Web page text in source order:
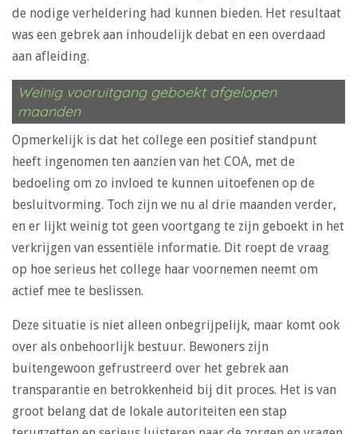
de nodige verheldering had kunnen bieden. Het resultaat
was een gebrek aan inhoudelijk debat en een overdaad
aan afleiding.
Weinig vooruitgang geboekt afgelopen
maanden
Opmerkelijk is dat het college een positief standpunt
heeft ingenomen ten aanzien van het COA, met de
bedoeling om zo invloed te kunnen uitoefenen op de
besluitvorming. Toch zijn we nu al drie maanden verder,
en er lijkt weinig tot geen voortgang te zijn geboekt in het
verkrijgen van essentiële informatie. Dit roept de vraag
op hoe serieus het college haar voornemen neemt om
actief mee te beslissen.
Deze situatie is niet alleen onbegrijpelijk, maar komt ook
over als onbehoorlijk bestuur. Bewoners zijn
buitengewoon gefrustreerd over het gebrek aan
transparantie en betrokkenheid bij dit proces. Het is van
groot belang dat de lokale autoriteiten een stap